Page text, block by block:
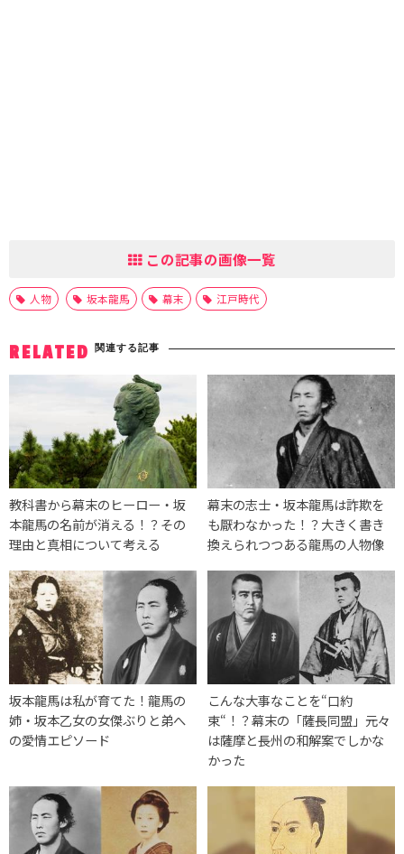
この記事の画像一覧
人物 坂本龍馬 幕末 江戸時代
RELATED 関連する記事
教科書から幕末のヒーロー・坂
本龍馬の名前が消える！？その
理由と真相について考える
幕末の志士・坂本龍馬は詐欺を
も厭わなかった！？大きく書き
換えられつつある龍馬の人物像
坂本龍馬は私が育てた！龍馬の
姉・坂本乙女の女傑ぶりと弟へ
の愛情エピソード
こんな大事なことを“口約
束“！？幕末の「薩長同盟」元々
は薩摩と長州の和解案でしかな
かった